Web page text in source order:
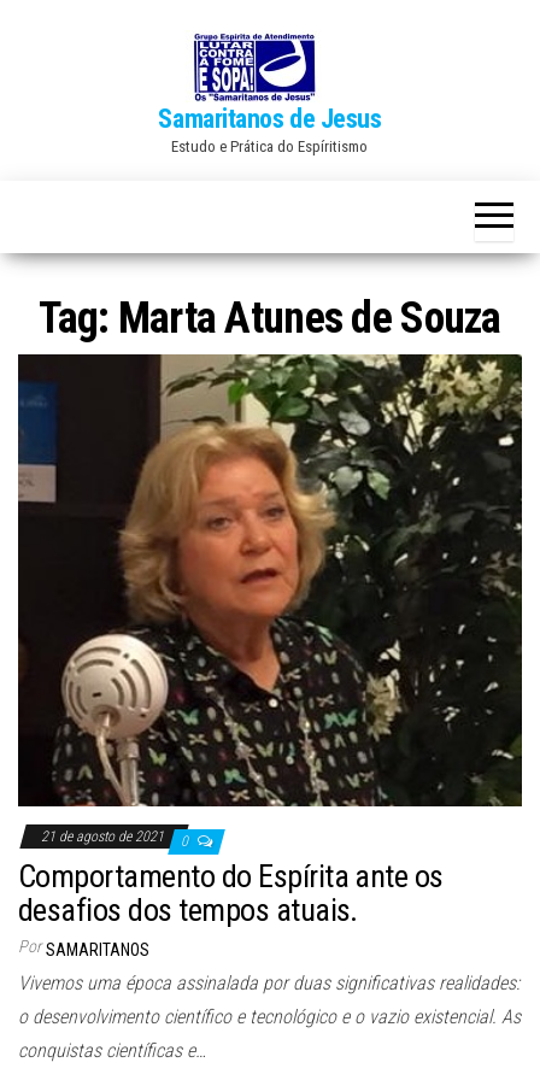
Samaritanos de Jesus
Estudo e Prática do Espíritismo
Tag: Marta Atunes de Souza
21 de agosto de 2021 0
Comportamento do Espírita ante os
desafios dos tempos atuais.
Por SAMARITANOS
Vivemos uma época assinalada por duas significativas realidades:
o desenvolvimento científico e tecnológico e o vazio existencial. As
conquistas científicas e…